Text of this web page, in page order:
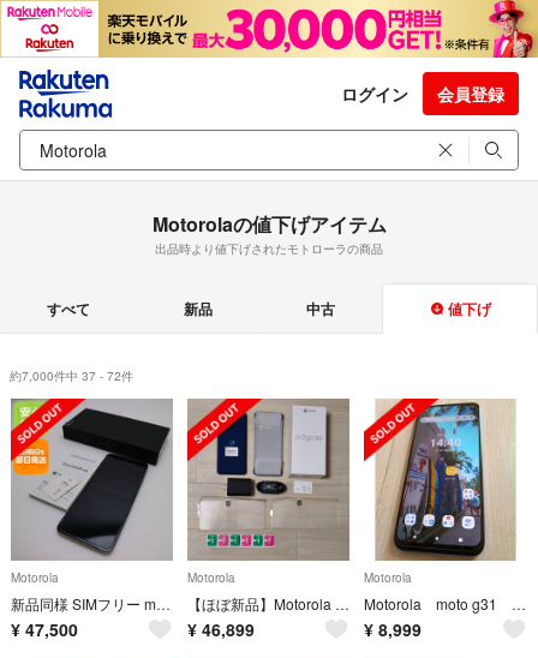
ログイン 会員登録
Motorolaの値下げアイテム
出品時より値下げされたモトローラの商品
すべて 新品 中古 値下げ
約7,000件中 37 - 72件
Motorola
新品同様 SIMフリー motorola razr 50s サンドクリーム スマホ モトローラ 即日発送 土日祝発送OK M333
¥ 47,500
Motorola
【ほぼ新品】Motorola edge 60 12/256GB グローバルROM
¥ 46,899
Motorola
Motorola moto g31 SIMフリースマホ
¥ 8,999